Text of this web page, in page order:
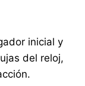
inicial y
del reloj,